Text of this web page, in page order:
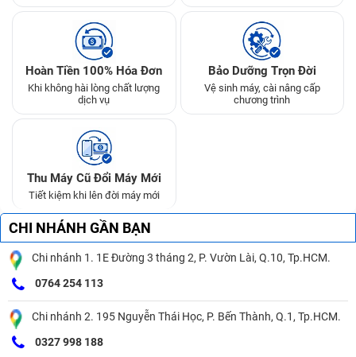
Hoàn Tiền 100% Hóa Đơn
Khi không hài lòng chất lượng
dịch vụ
Bảo Dưỡng Trọn Đời
Vệ sinh máy, cài nâng cấp
chương trình
Thu Máy Cũ Đổi Máy Mới
Tiết kiệm khi lên đời máy mới
CHI NHÁNH GẦN BẠN
Chi nhánh 1. 1E Đường 3 tháng 2, P. Vườn Lài, Q.10, Tp.HCM.
0764 254 113
Chi nhánh 2. 195 Nguyễn Thái Học, P. Bến Thành, Q.1, Tp.HCM.
0327 998 188